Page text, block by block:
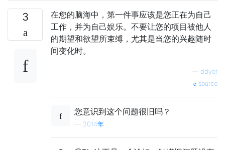
3
在您的脑海中，第一件事应该是您正在为自己
工作，并为自己娱乐。不要让您的项目被他人
的期望和欲望所束缚，尤其是当您的兴趣随时
间变化时。
ddyer
source
您意识到这个问题很旧吗？
— 2014年